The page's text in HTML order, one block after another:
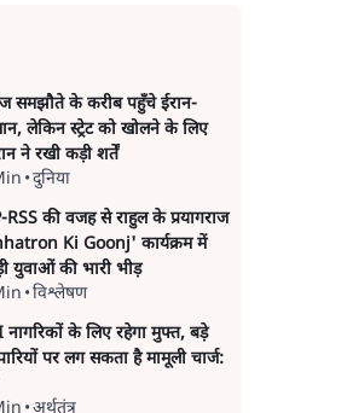
समझौते के करीब पहुँचे ईरान-
लेकिन स्ट्रेट को खोलने के लिए
ने रखी कड़ी शर्तें
•दुनिया
RSS की वजह से राहुल के प्रयागराज
Ki Goonj' कार्यक्रम में
युवाओं की भारी भीड़
•विश्लेषण
नागरिकों के लिए रहेगा मुफ्त, बड़े
पर लग सकता है मामूली चार्ज: